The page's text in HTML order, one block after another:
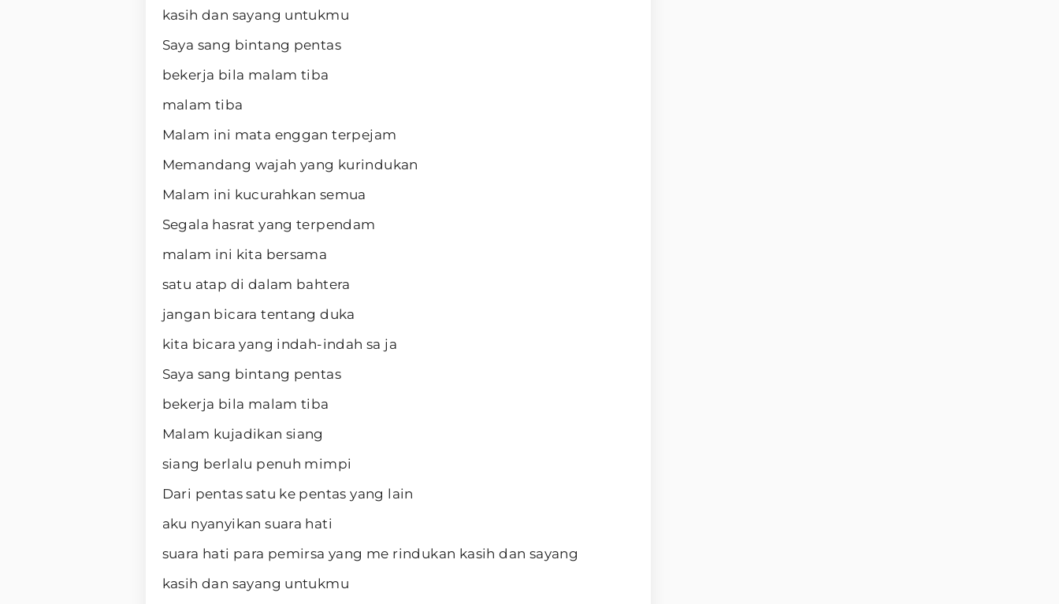
kasih dan sayang untukmu
Saya sang bintang pentas
bekerja bila malam tiba
malam tiba
Malam ini mata enggan terpejam
Memandang wajah yang kurindukan
Malam ini kucurahkan semua
Segala hasrat yang terpendam
malam ini kita bersama
satu atap di dalam bahtera
jangan bicara tentang duka
kita bicara yang indah-indah sa ja
Saya sang bintang pentas
bekerja bila malam tiba
Malam kujadikan siang
siang berlalu penuh mimpi
Dari pentas satu ke pentas yang lain
aku nyanyikan suara hati
suara hati para pemirsa yang me rindukan kasih dan sayang
kasih dan sayang untukmu